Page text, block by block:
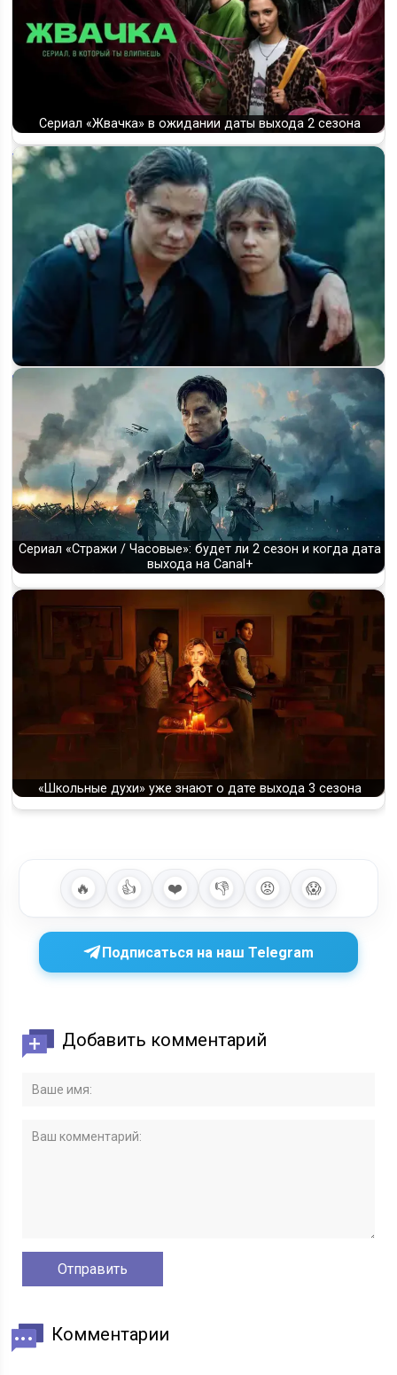
Сериал «Жвачка» в ожидании даты выхода 2 сезона
«Дети перемен» 2 сезон: что известно о продолжении и
когда выйдут…
Сериал «Стражи / Часовые»: будет ли 2 сезон и когда дата
выхода на Canal+
«Школьные духи» уже знают о дате выхода 3 сезона
🔥 👍 ❤️ 👎 😡 😱
Подписаться на наш Telegram
Добавить комментарий
Комментарии